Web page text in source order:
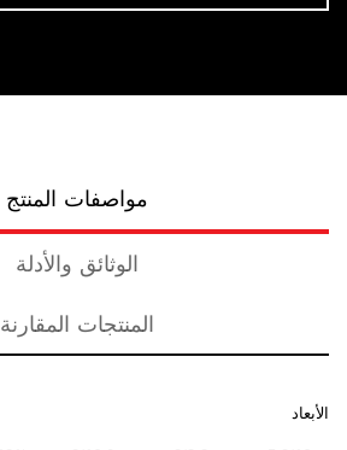
مواصفات المنتج
الوثائق والأدلة
المنتجات المقارنة
الأبعاد